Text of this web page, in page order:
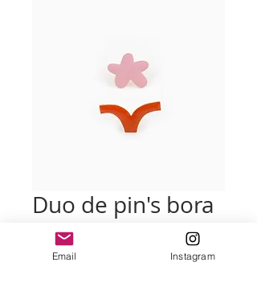
Duo de pin's bora
bora
40,00 €Prix
Email Instagram